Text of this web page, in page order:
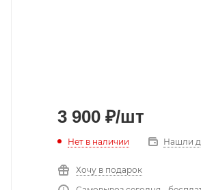
3 900 ₽/шт
Нет в наличии Нашли
Хочу в подарок